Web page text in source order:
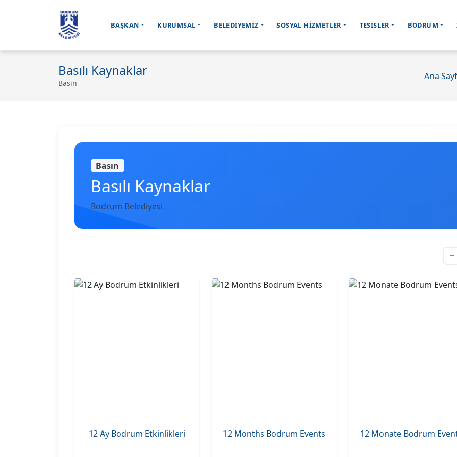
BAŞKAN KURUMSAL BELEDİYEMİZ SOSYAL HİZMETLER TESİSLER BODRUM
Basılı Kaynaklar
Basın
Ana
Basın
Basılı Kaynaklar
Bodrum Belediyesi
12 Ay Bodrum Etkinlikleri 12 Months Bodrum Events 12 Monate Bodrum